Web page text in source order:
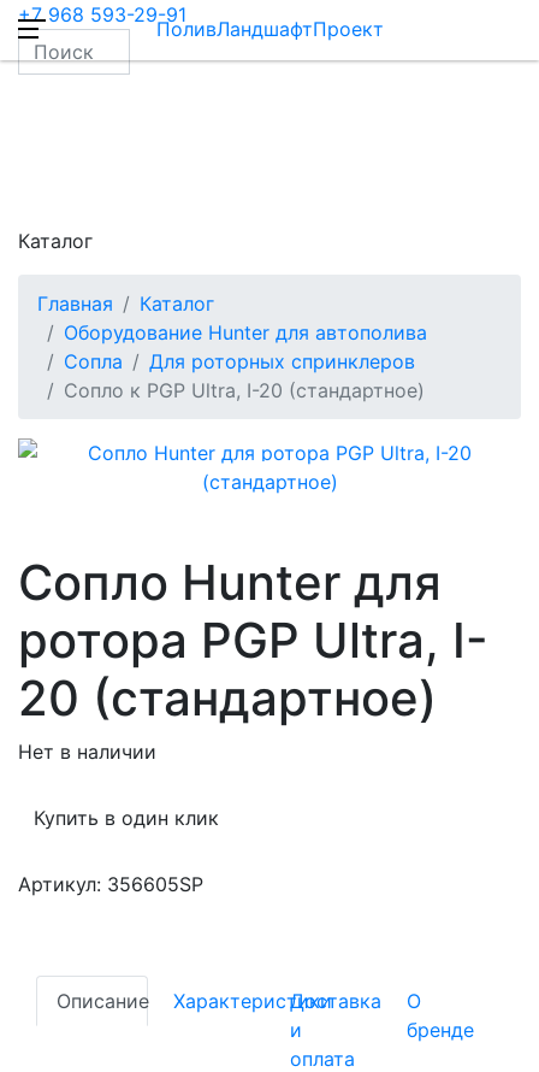
ПоливЛандшафтПроект
+7 968 593-29-91
Каталог
Главная
Каталог
Оборудование Hunter для автополива
Сопла
Для роторных спринклеров
Сопло к PGP Ultra, I-20 (стандартное)
Сопло Hunter для
ротора PGP Ultra, I-
20 (стандартное)
Нет в наличии
Купить в один клик
Артикул: 356605SP
Описание ХарактеристикиДоставка
и
оплата
О
бренде